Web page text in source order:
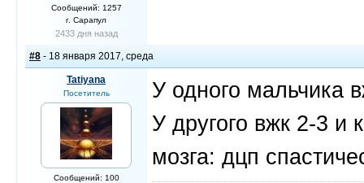
Сообщений: 1257
г. Сарапул
2433 дня назад
#8 - 18 января 2017, среда
Tatiyana
Посетитель
Сообщений: 100
У одного мальчика
У другого вжк 2-3 и
мозга: дцп